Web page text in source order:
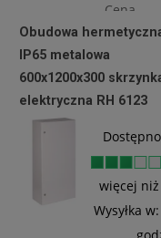
Cena
netto:
1
Do
Obudowa
IP65 metalowa
600x1200x300
elektryczna RH 6123
więcej
Wysyłka w: